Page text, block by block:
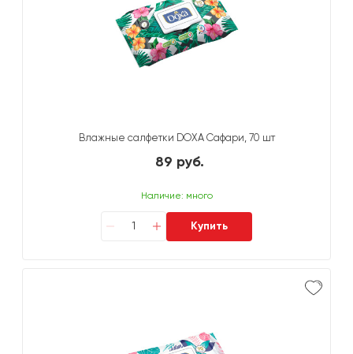
Влажные салфетки DOXA Сафари, 70 шт
89 руб.
Наличие: много
Купить